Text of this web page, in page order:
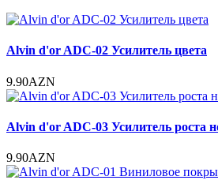
Alvin d'or ADC-02 Усилитель цвета
9.90AZN
Alvin d'or ADC-03 Усилитель роста
9.90AZN